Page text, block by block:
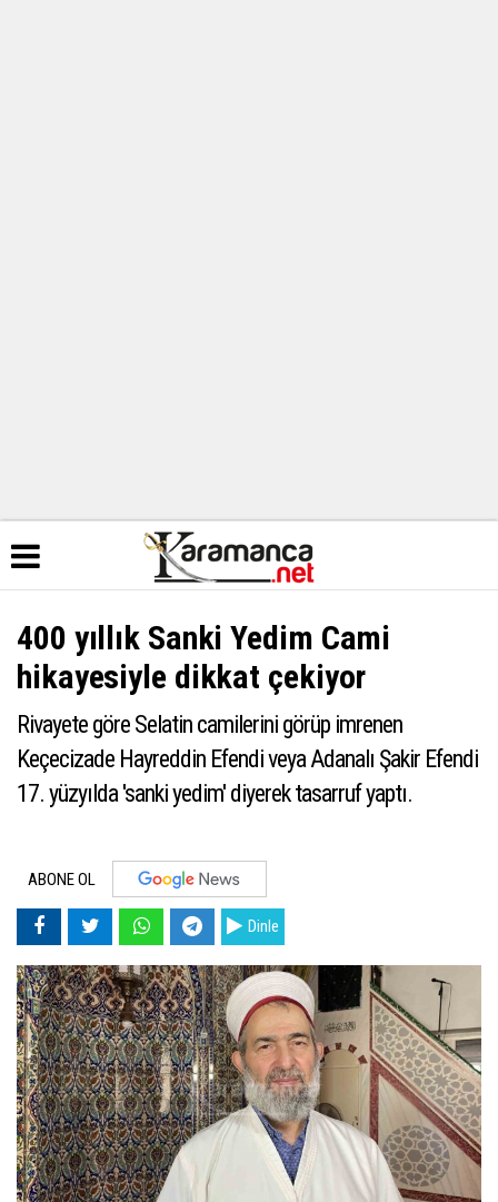
400 yıllık Sanki Yedim Cami
hikayesiyle dikkat çekiyor
Rivayete göre Selatin camilerini görüp imrenen
Keçecizade Hayreddin Efendi veya Adanalı Şakir Efendi
17. yüzyılda 'sanki yedim' diyerek tasarruf yaptı.
ABONE OL
Dinle